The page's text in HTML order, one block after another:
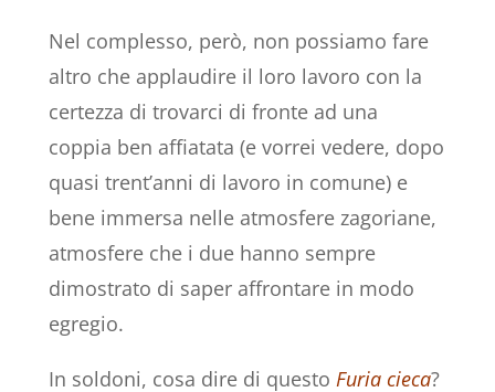
Nel complesso, però, non possiamo fare
altro che applaudire il loro lavoro con la
certezza di trovarci di fronte ad una
coppia ben affiatata (e vorrei vedere, dopo
quasi trent’anni di lavoro in comune) e
bene immersa nelle atmosfere zagoriane,
atmosfere che i due hanno sempre
dimostrato di saper affrontare in modo
egregio.
In soldoni, cosa dire di questo Furia cieca?